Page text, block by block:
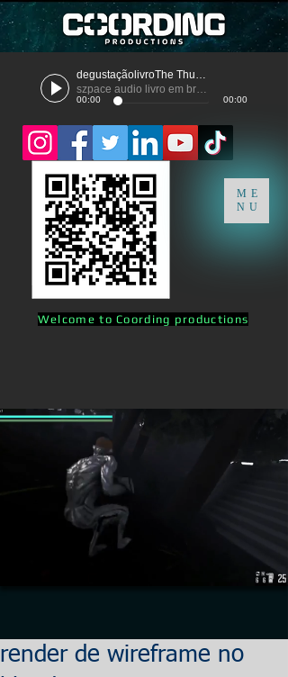
degustaçãolivroThe Thunder
szpace audio livro em breve
00:00 00:00
ME
NU
Welcome to Coording productions
render de wireframe no